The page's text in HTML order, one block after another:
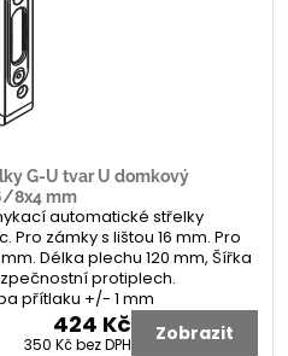
G-U tvar U domkový
8x4 mm
automatické střelky
Pro zámky s lištou 16 mm. Pro
Délka plechu 120 mm, Šířka
protiplech.
přítlaku +/- 1 mm
424 Kč
350 Kčbez DPH Zobrazit